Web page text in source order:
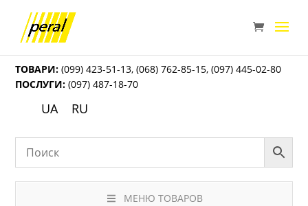
ТОВАРИ: (099) 423-51-13,(068) 762-85-15,(097) 445-02-80
ПОСЛУГИ: (097) 487-18-70
UA RU
МЕНЮ ТОВАРОВ